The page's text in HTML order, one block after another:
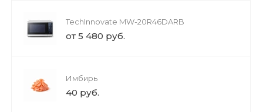
TechInnovate MW-20R46DARB
от 5 480 руб.
Имбирь
40 руб.